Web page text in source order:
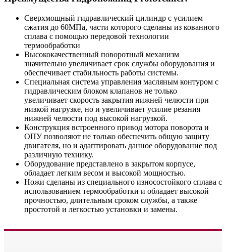
Сверхмощный гидравлический цилиндр с усилием
сжатия до 60МПа, части которого сделаны из кованного
сплава с помощью передовой технологии
термообработки
Высококачественный поворотный механизм
значительно увеличивает срок службы оборудования и
обеспечивает стабильность работы системы.
Специальная система управления масляным контуром с
гидравлическим блоком клапанов не только
увеличивает скорость закрытия нижней челюсти при
низкой нагрузке, но и увеличивает усилие резания
нижней челюсти под высокой нагрузкой.
Конструкция встроенного привод мотора поворота и
ОПУ позволяют не только обеспечить общую защиту
двигателя, но и адаптировать данное оборудование под
различную технику.
Оборудование представлено в закрытом корпусе,
обладает легким весом и высокой мощностью.
Ножи сделаны из специального износостойкого сплава с
использованием термообработки и обладает высокой
прочностью, длительным сроком службы, а также
простотой и легкостью установки и замены.